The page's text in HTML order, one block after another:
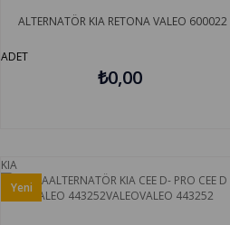
ALTERNATÖR KIA RETONA VALEO 600022
ADET
₺0,00
KIA
Yeni